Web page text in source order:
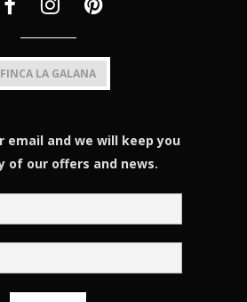
FINCA LA GALANA
email and we will keep you
of our offers and news.